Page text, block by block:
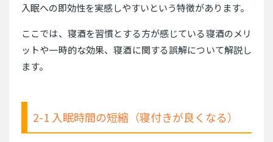
入眠への即効性を実感しやすいという特徴があります。
ここでは、寝酒を習慣とする方が感じている寝酒のメリ
ットや一時的な効果、寝酒に関する誤解について解説し
ます。
2-1 入眠時間の短縮（寝付きが良くなる）